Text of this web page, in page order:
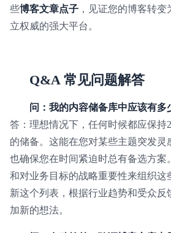
些博客文章点子 ，见证您的博客转
立权威的强大平台。
Q&A 常见问题解答
问：我的内容储备库中应该有多
答：理想情况下，任何时候都应保持
的储备。这能在您对某些主题突发灵
也确保您在时间紧迫时总有备选方案
和对业务目标的战略重要性来组织这
新这个列表，根据行业趋势和受众反
加新的想法。